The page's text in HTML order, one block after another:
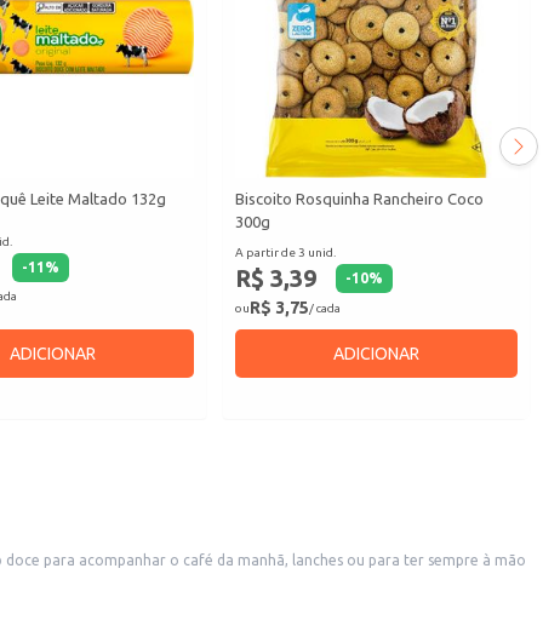
Leite Maltado 132g
-11 %
ADICIONAR
Biscoito Rosquinha Rancheiro Coco
300g
A partir de 3 unid.
R$ 3,39 -10%
ouR$ 3,75/ cada
ADICIONAR
para acompanhar o café da manhã, lanches ou para ter sempre à mão